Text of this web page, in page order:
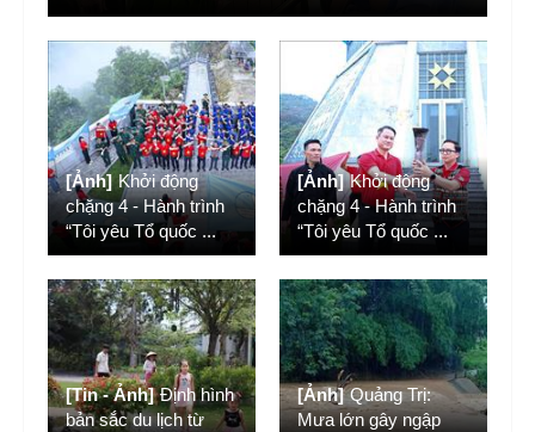
[Ảnh] Khởi động
chặng 4 - Hành trình
“Tôi yêu Tổ quốc ...
[Ảnh] Khởi động
chặng 4 - Hành trình
“Tôi yêu Tổ quốc...
[Tin - Ảnh] Định hình
bản sắc du lịch từ
[Ảnh] Quảng Trị:
Mưa lớn gây ngập